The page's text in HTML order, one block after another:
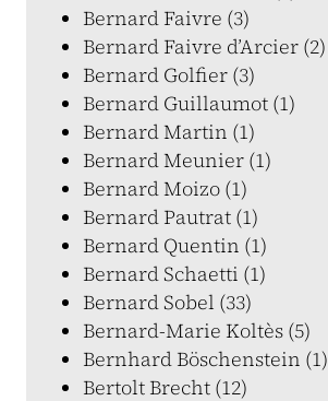
Bernard Faivre (3)
Bernard Faivre d’Arcier (2)
Bernard Golfier (3)
Bernard Guillaumot (1)
Bernard Martin (1)
Bernard Meunier (1)
Bernard Moizo (1)
Bernard Pautrat (1)
Bernard Quentin (1)
Bernard Schaetti (1)
Bernard Sobel (33)
Bernard-Marie Koltès (5)
Bernhard Böschenstein (1)
Bertolt Brecht (12)